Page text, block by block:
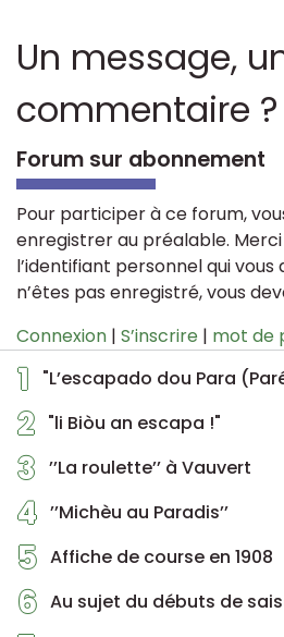
1 "L’escapado dou Para
2 "li Biòu an escapa !"
3 ’’La roulette’’ à Vauvert
4 ’’Michèu au Paradis’’
5 Affiche de course en 1908
6 Au sujet du débuts de
Un message,
commentaire ?
Forum sur abonnement
Pour participer à ce forum,
enregistrer au préalable. Merci
l’identifiant personnel qui vous
n’êtes pas enregistré, vous
Connexion | S’inscrire | mot de